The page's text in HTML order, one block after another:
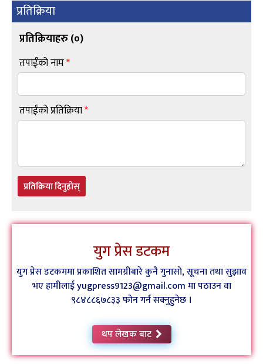
प्रतिक्रिया
प्रतिक्रियाहरु (०)
तपाईंको नाम*
तपाईंको प्रतिक्रिया*
प्रतिक्रिया दिनुहोस्
युग प्रेस डटकम
युग प्रेस डटकममा प्रकाशित सामग्रीबारे कुनै गुनासो, सूचना तथा सुझाव
भए हामीलाई yugpress9123@gmail.com मा पठाउन वा
९८४८८६७८३३ फोन गर्न सक्नुहुनेछ ।
थप लेखक बाट